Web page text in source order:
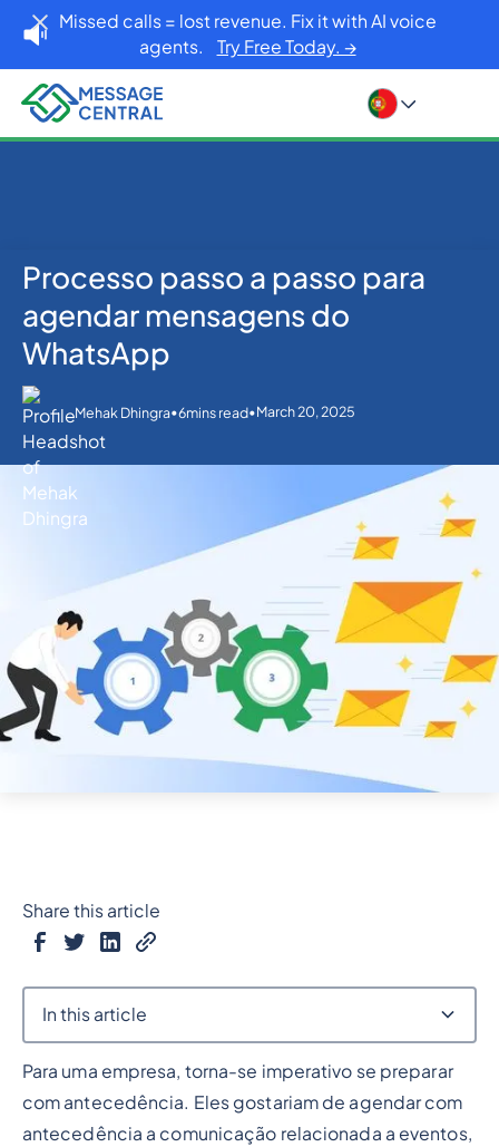
Missed calls = lost revenue. Fix it with AI voice
agents. Try Free Today. →
Home Blog
Others
Processo passo a passo para agendar mensagens
do WhatsApp
Processo passo a passo para
agendar mensagens do
WhatsApp
Mehak Dhingra•6mins read•March 20, 2025
Para uma empresa, torna-se imperativo se preparar
com antecedência. Eles gostariam de agendar com
antecedência a comunicação relacionada a eventos,
Share this article
In this article
Heading 2